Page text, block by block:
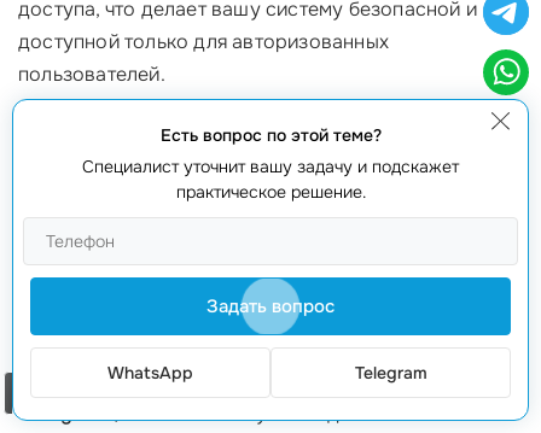
доступа, что делает вашу систему безопасной и
доступной только для авторизованных
пользователей.
Миф 3: Обучиться использовать PostgreSQL
сложно
Многие считают, что работа с PostgreSQL требует
глубоких знаний программирования. Хотя дать всю
свою мощь на полную катушку может быть
непросто, базовые навыки и администратора
достаточно для успешной работы. Нашиуслуги
администрирования и поддержки базы данных
PostgreSQL
Есть вопрос по этой теме?
Специалист уточнит вашу задачу и подскажет
практическое решение.
Задать вопрос
WhatsApp Telegram
Заказать звонок